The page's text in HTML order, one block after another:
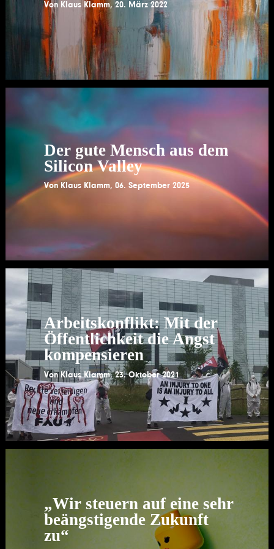
Von Klaus Klamm,20. März 2022
Der gute Mensch aus dem
Silicon Valley
Von Klaus Klamm, 06. September 2025
Arbeitskonflikt: Mit der
Öffentlichkeit die Angst
kompensieren
VonKlaus Klamm,23. Oktober 2021
„Wir steuern auf eine sehr
beängstigende Zukunft
zu“